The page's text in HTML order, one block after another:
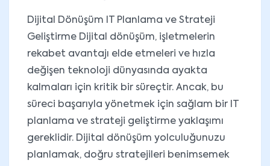
Dijital Dönüşüm IT Planlama ve Strateji
Geliştirme Dijital dönüşüm, işletmelerin
rekabet avantajı elde etmeleri ve hızla
değişen teknoloji dünyasında ayakta
kalmaları için kritik bir süreçtir. Ancak, bu
süreci başarıyla yönetmek için sağlam bir IT
planlama ve strateji geliştirme yaklaşımı
gereklidir. Dijital dönüşüm yolculuğunuzu
planlamak, doğru stratejileri benimsemek